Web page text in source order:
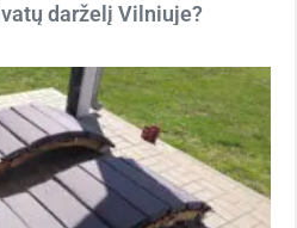
darželį Vilniuje?